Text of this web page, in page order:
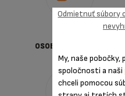
OSOBNYCH ÚDAJOV
My, naše pobočky,
spoločnosti a naši
chceli pomocou
Odmietnuť súbory